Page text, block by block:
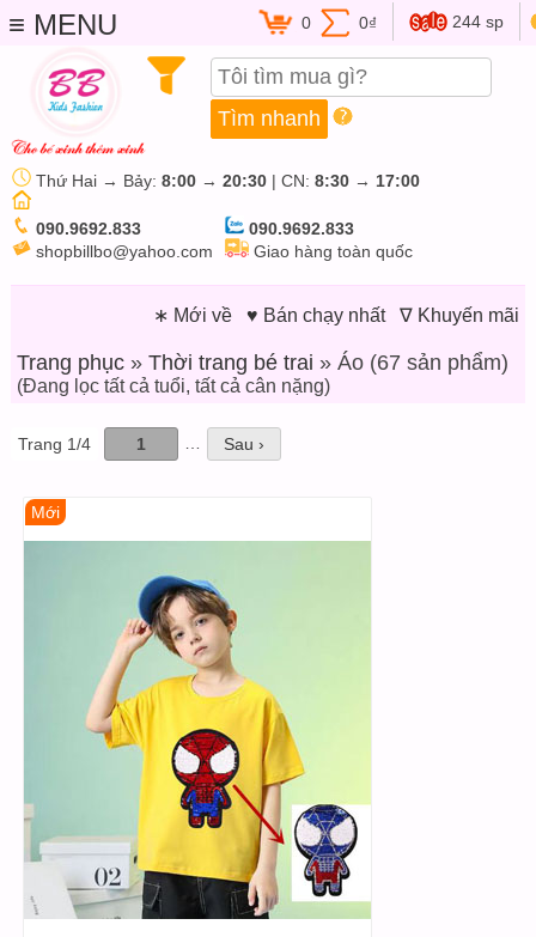
≡ MENU 244 sp
0 0₫
Thứ Hai → Bảy: 8:00 → 20:30 | CN: 8:30 → 17:00
090.9692.833
shopbillbo@yahoo.com
090.9692.833
Giao hàng toàn quốc
∗ Mới về ♥ Bán chạy nhất ∇ Khuyến mãi
Trang phục» Thời trang bé trai » Áo (67 sản phẩm)
(Đang lọc tất cả tuổi, tất cả cân nặng)
Trang 1/4 1 Sau ›
Mới